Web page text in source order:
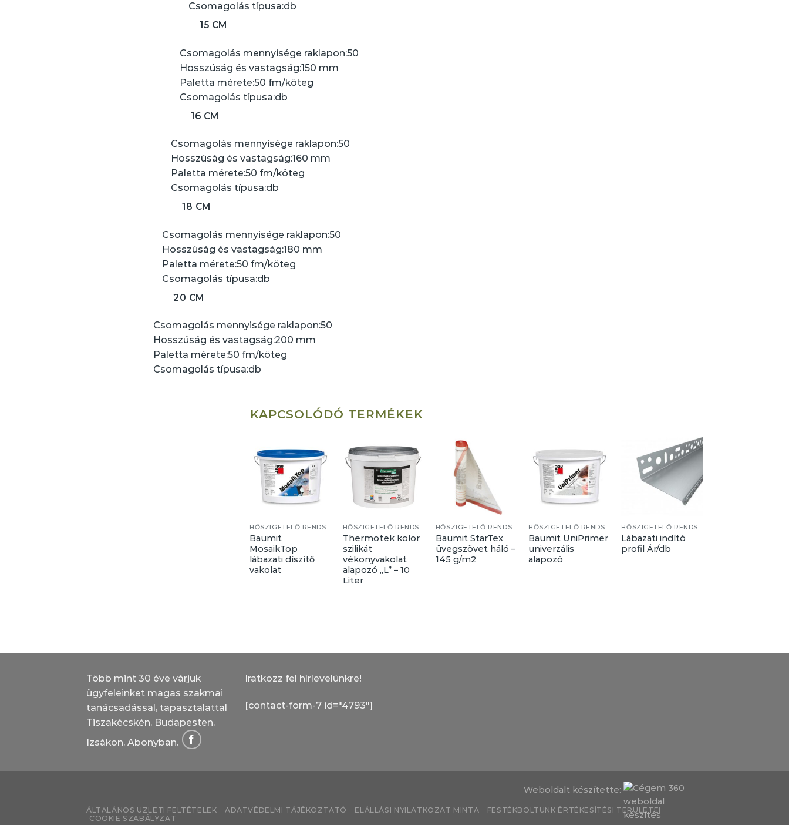
Csomagolás típusa:db
15 CM
Csomagolás mennyisége raklapon:50
Hosszúság és vastagság:150 mm
Paletta mérete:50 fm/köteg
Csomagolás típusa:db
16 CM
Csomagolás mennyisége raklapon:50
Hosszúság és vastagság:160 mm
Paletta mérete:50 fm/köteg
Csomagolás típusa:db
18 CM
Csomagolás mennyisége raklapon:50
Hosszúság és vastagság:180 mm
Paletta mérete:50 fm/köteg
Csomagolás típusa:db
20 CM
Csomagolás mennyisége raklapon:50
Hosszúság és vastagság:200 mm
Paletta mérete:50 fm/köteg
Csomagolás típusa:db
KAPCSOLÓDÓ TERMÉKEK
HŐSZIGETELŐ RENDSZER
Baumit
MosaikTop
lábazati díszítő
vakolat
HŐSZIGETELŐ RENDSZER
Thermotek kolor
szilikát
vékonyvakolat
alapozó „L” – 10
Liter
HŐSZIGETELŐ RENDSZER
Baumit StarTex
üvegszövet háló –
145 g/m2
HŐSZIGETELŐ RENDSZER
Baumit UniPrimer
univerzális
alapozó
HŐSZIGETELŐ RENDSZER
Lábazati indító
profil Ár/db
Több mint 30 éve várjuk
ügyfeleinket magas szakmai
tanácsadással, tapasztalattal
Tiszakécskén, Budapesten,
Izsákon, Abonyban.
Iratkozz fel hírlevelünkre!
[contact-form-7 id="4793"]
Weboldalt készítette:
ÁLTALÁNOS ÜZLETI FELTÉTELEK ADATVÉDELMI TÁJÉKOZTATÓ ELÁLLÁSI NYILATKOZAT MINTA
FESTÉKBOLTUNK ÉRTÉKESÍTÉSI TERÜLETEI
COOKIE SZABÁLYZAT